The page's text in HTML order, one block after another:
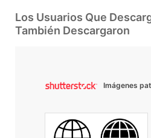
Los Usuarios Que
También Descargaron
Imágenes